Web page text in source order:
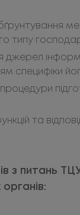
типу
джерел
специфіки
та
з питань